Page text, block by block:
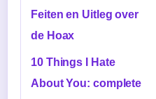
Feiten en Uitleg over
de Hoax
10 Things I Hate
About You: complete